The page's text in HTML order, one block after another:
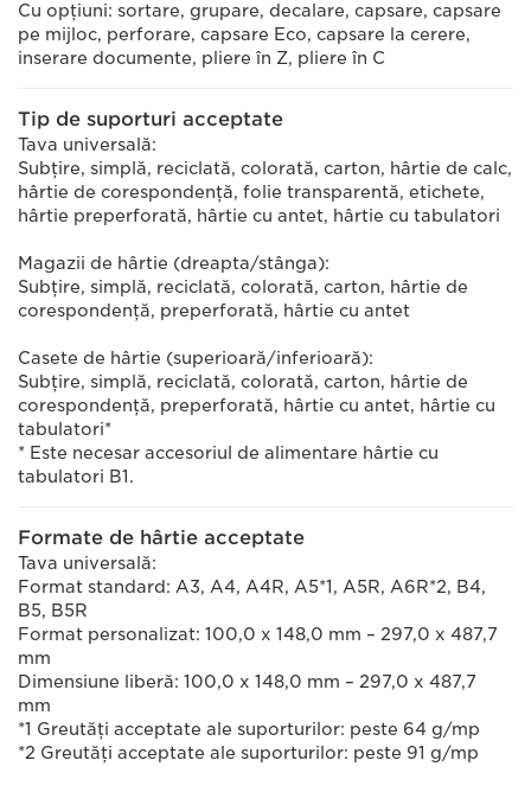
Cu opţiuni: sortare, grupare, decalare, capsare, capsare
pe mijloc, perforare, capsare Eco, capsare la cerere,
inserare documente, pliere în Z, pliere în C
Tip de suporturi acceptate
Tava universală:
Subţire, simplă, reciclată, colorată, carton, hârtie de calc,
hârtie de corespondenţă, folie transparentă, etichete,
hârtie preperforată, hârtie cu antet, hârtie cu tabulatori
Magazii de hârtie (dreapta/stânga):
Subţire, simplă, reciclată, colorată, carton, hârtie de
corespondenţă, preperforată, hârtie cu antet
Casete de hârtie (superioară/inferioară):
Subţire, simplă, reciclată, colorată, carton, hârtie de
corespondenţă, preperforată, hârtie cu antet, hârtie cu
tabulatori*
* Este necesar accesoriul de alimentare hârtie cu
tabulatori B1.
Formate de hârtie acceptate
Tava universală:
Format standard: A3, A4, A4R, A5*1, A5R, A6R*2, B4,
B5, B5R
Format personalizat: 100,0 x 148,0 mm – 297,0 x 487,7
mm
Dimensiune liberă: 100,0 x 148,0 mm – 297,0 x 487,7
mm
*1 Greutăţi acceptate ale suporturilor: peste 64 g/mp
*2 Greutăţi acceptate ale suporturilor: peste 91 g/mp